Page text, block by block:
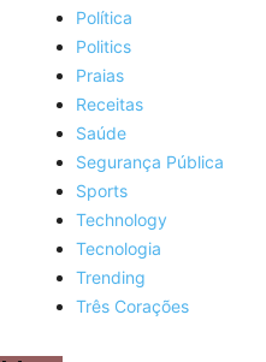
Política
Politics
Praias
Receitas
Saúde
Segurança Pública
Sports
Technology
Tecnologia
Trending
Três Corações